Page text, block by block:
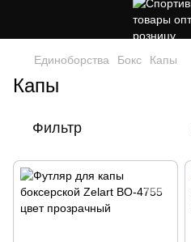
Единоборства Бокс Капы
Капы
Фильтр